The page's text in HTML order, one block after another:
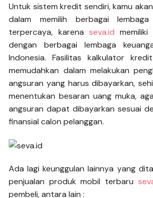
Untuk sistem kredit sendiri, kamu
dalam memilih berbagai
terpercaya, karena seva.id
dengan berbagai lembaga
Indonesia. Fasilitas kalkulator
memudahkan dalam melakukan
angsuran yang harus dibayarkan,
menentukan besaran uang muka,
angsuran dapat dibayarkan sesuai
finansial calon pelanggan.
Ada lagi keunggulan lainnya yang
penjualan produk mobil terbaru
pembeli, antara lain :